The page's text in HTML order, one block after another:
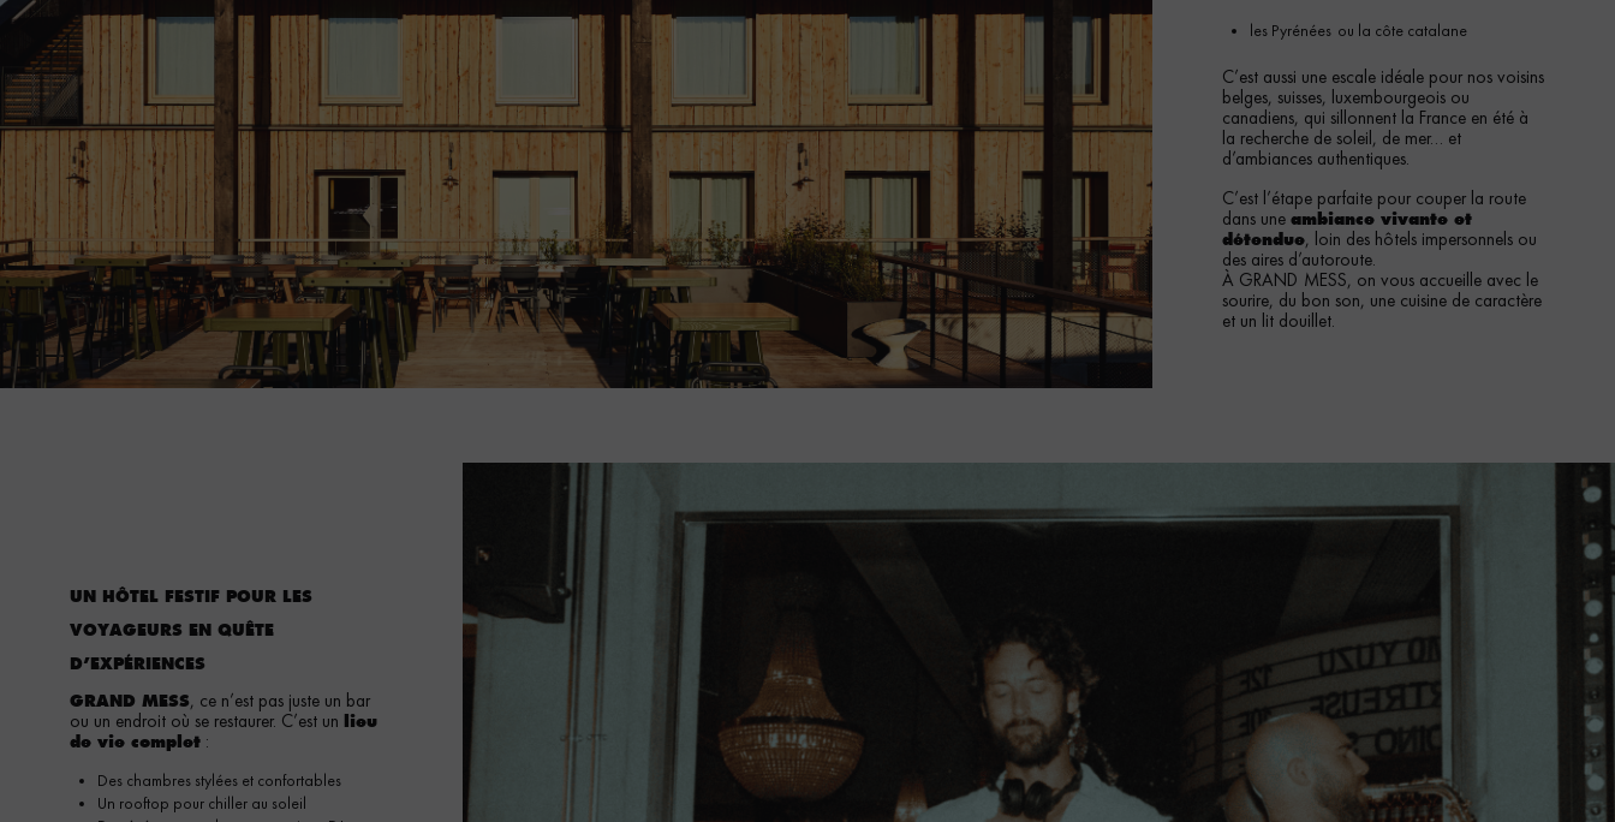
les Pyrénées ou la côte catalane
C’est aussi une escale idéale pour nos voisins
belges, suisses, luxembourgeois ou
canadiens, qui sillonnent la France en été à
la recherche de soleil, de mer… et
d’ambiances authentiques.
C’est l’étape parfaite pour couper la route
dans une ambiance vivante et
détendue, loin des hôtels impersonnels ou
des aires d’autoroute.
À GRAND MESS, on vous accueille avec le
sourire, du bon son, une cuisine de caractère
et un lit douillet.
UN HÔTEL FESTIF POUR LES
VOYAGEURS EN QUÊTE
D’EXPÉRIENCES
GRAND MESS, ce n’est pas juste un bar
ou un endroit où se restaurer. C’est un
lieu
de vie complet:
Des chambres stylées et confortables
Un rooftop pour chiller au soleil